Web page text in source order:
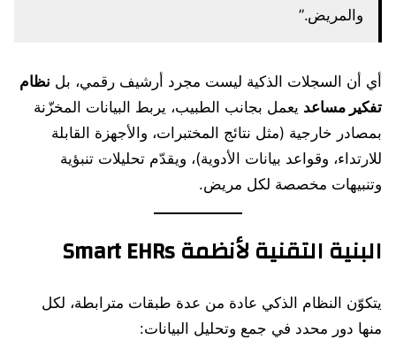
والمريض.”
أي أن السجلات الذكية ليست مجرد أرشيف رقمي، بل نظام
تفكير مساعد يعمل بجانب الطبيب، يربط البيانات المخزّنة
بمصادر خارجية (مثل نتائج المختبرات، والأجهزة القابلة
للارتداء، وقواعد بيانات الأدوية)، ويقدّم تحليلات تنبؤية
وتنبيهات مخصصة لكل مريض.
البنية التقنية لأنظمة Smart EHRs
يتكوّن النظام الذكي عادة من عدة طبقات مترابطة، لكل
منها دور محدد في جمع وتحليل البيانات: